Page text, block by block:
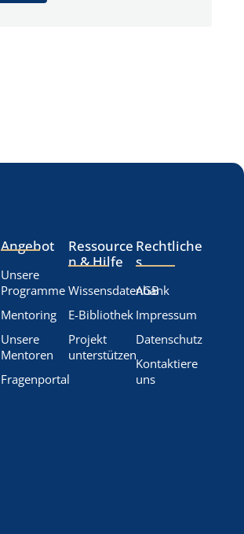
Angebot
Unsere
Programme
Mentoring
Unsere
Mentoren
Fragenportal
Ressource
n & Hilfe
Wissensdatenbank
E-Bibliothek
Projekt
unterstützen
Rechtliche
s
AGB
Impressum
Datenschutz
Kontaktiere
uns